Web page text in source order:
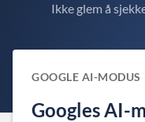
Ikke glem å
GOOGLE AI-MODUS
Googles AI-